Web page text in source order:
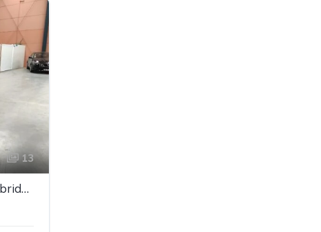
13
TOYOTA C-HR C-HR 1.8 hibride 122 DYN bus BEYOND ZERO ACAD